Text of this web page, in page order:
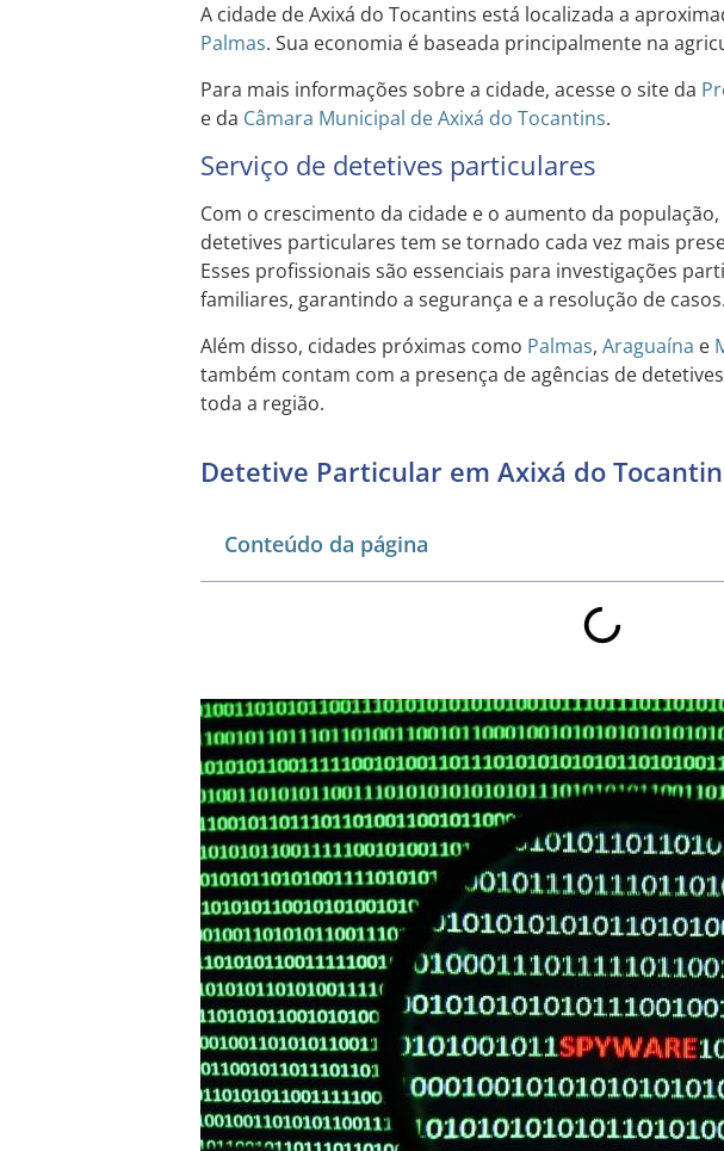
A cidade de Axixá do Tocantins está localizada a
Palmas. Sua economia é baseada principalmente na
Para mais informações sobre a cidade, acesse o site da
e da Câmara Municipal de Axixá do Tocantins.
Serviço de detetives particulares
Com o crescimento da cidade e o aumento da
detetives particulares tem se tornado cada vez mais
Esses profissionais são essenciais para investigações
familiares, garantindo a segurança e a resolução de casos.
Além disso, cidades próximas como Palmas, Araguaína e
também contam com a presença de agências de
toda a região.
Detetive Particular em Axixá do
Conteúdo da página